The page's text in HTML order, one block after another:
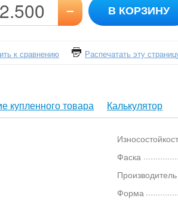
– В КОРЗИНУ
к сравнению Распечатать эту
купленного товара Калькулятор
Фаска
Производитель
Форма